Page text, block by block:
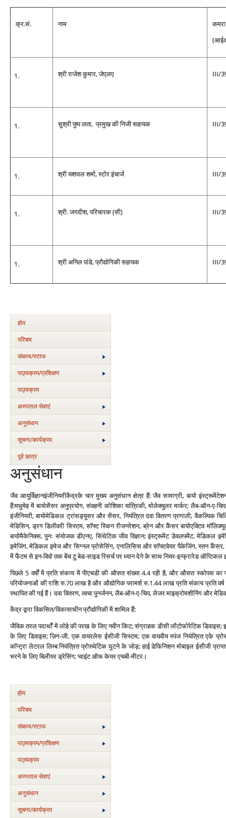
क्र.सं. नाम
श्री राजेश कुमार, जेएलए III/
सुश्री पुष्प लता, प्रमुख की निजी सहायक III/
श्री यशपाल शर्मा, स्टोर इंचार्ज III/
श्री. जगदीश, परिचारक (सी) III/
श्री अनिल पांडे, प्रौद्योगिकी सहायक III/
होम
परिचय
संकाय/स्‍टाफ
पाठ्यक्रम/प्रशिक्षण
पाठ्यक्रम
अस्‍पताल सेवाएं
अनुसंधान
सूचना/कार्यक्रम
पूर्व छात्र
अनुसंधान
जैव आयुर्विज्ञानइंजीनियरीकेंद्रके चार मुख्य अनुसंधान क्षेत्र हैं: जैव सामाग्री, बायो
हैं:मधुमेह में बायोसेंसर अनुप्रयोग, संवहनी कोशिका यांत्रिकी, मोलेक्युलर मार्कर; लैब-ऑन-ए-
इंजीनियरी, बायोमेडिकल ट्रांसड्यूसर और सेंसर, नियंत्रित दवा वितरण प्रणाली, वैकल्पिक
मेडिसिन, ड्रग डिलीवरी सिस्टम, सॉफ्ट स्किन रीजनरेशन, ब्रेन और कैंसर बायोएक्टिव
बायोमैकेनिक्स, पुनः संयोजक डीएनए, सिंथेटिक जीव विज्ञान; इंस्ट्रूमेंट डेवलपमेंट, मेडिकल
इमेजिंग, मेडिकल इमेज और सिग्नल प्रोसेसिंग, एनालिसिस और सॉफ्टवेयर पैकेजिंग, स्तन कैंसर,
में फैंटम से इन-विवो तक बेंच टू बेड-साइड रिसर्च पर ध्यान देने के साथ नियर-इन्फ्रारेड
पिछले 5 वर्षों में प्रति संकाय में पीएचडी की औसत संख्या 4.4 रही है, और औसत स्कोपस का
परियोजनाओं की राशि रु.70 लाख है और औद्योगिक परामर्श रु.1.44 लाख प्रति संकाय प्रति
स्थापित की गई हैं। दवा वितरण, त्वचा पुनर्जनन, लैब-ऑन-ए-चिप, लेजर माइक्रोमशीनिंग और
केंद्र द्वारा विकसित/विकासाधीन प्रौद्योगिकी में शामिल हैं:
जैविक तरल पदार्थों में लोहे की परख के लिए नवीन किट; संग्राहक डीसी लोंटोफोरेटिक
के लिए डिवाइस; ज़िग-जी, एक वायरलेस ईसीजी सिस्टम; एक वायवीय स्पंज नियंत्रित एके
कॉन्ट्रा लेटरल लिम्ब नियंत्रित प्रोस्थेटिक घुटने के जोड़; हाई डेफिनिशन मोबाइल ईसीजी
भरने के लिए बिलीयर ड्रेसिंग; प्वाइंट ऑफ केयर एचबी-मीटर।
होम
परिचय
संकाय/स्‍टाफ
पाठ्यक्रम/प्रशिक्षण
पाठ्यक्रम
अस्‍पताल सेवाएं
अनुसंधान
सूचना/कार्यक्रम